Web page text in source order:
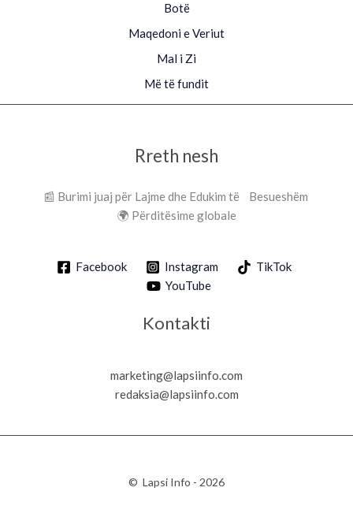
Botë
Maqedoni e Veriut
Mal i Zi
Më të fundit
Rreth nesh
📰 Burimi juaj për Lajme dhe Edukim të Besueshëm
🌍 Përditësime globale
Facebook Instagram
TikTok
YouTube
Kontakti
marketing@lapsiinfo.com
redaksia@lapsiinfo.com
© Lapsi Info - 2026